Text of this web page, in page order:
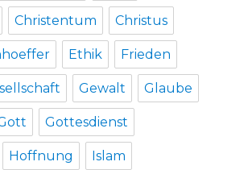
Christentum Christus
Ethik Frieden
Gewalt Glaube
Gottesdienst
Hoffnung Islam